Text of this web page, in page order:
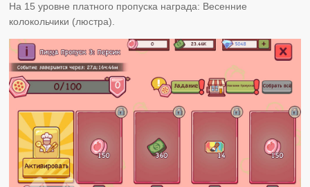
На 15 уровне платного пропуска награда: Весенние
колокольчики (люстра).